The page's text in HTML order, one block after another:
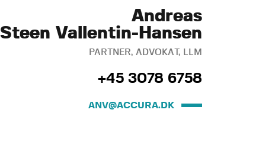
Andreas
Steen Vallentin-Hansen
PARTNER, ADVOKAT, LLM
+45 3078 6758
ANV@ACCURA.DK